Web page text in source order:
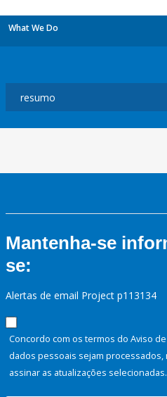
What We Do
Mantenha-se
se:
Alertas de email Project p113134
Concordo com os termos do Aviso
dados pessoais sejam
assinar as atualizações selecionadas.